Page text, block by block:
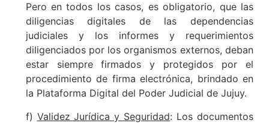
Pero en todos los casos, es obligatorio, que las
diligencias digitales de las dependencias
judiciales y los informes y requerimientos
diligenciados por los organismos externos, deban
estar siempre firmados y protegidos por el
procedimiento de firma electrónica, brindado en
la Plataforma Digital del Poder Judicial de Jujuy.
f) Validez Jurídica y Seguridad: Los documentos